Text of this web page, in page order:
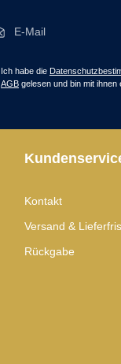
Ich habe die
AGB gelesen und bin mit ihnen
Kontakt
Versand &
Rückgabe